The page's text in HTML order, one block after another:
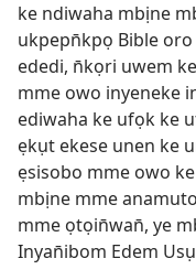
ke ndiwaha mbịne
ukpepn̄kpọ Bible
ededi, n̄kọri uwem
mme owo inyeneke
ediwaha ke ufọk ke
ẹkụt ekese unen ke
ẹsisobo mme owo
mbịne mme
mme ọtọin̄wan̄, ye
Inyan̄ibom Edem